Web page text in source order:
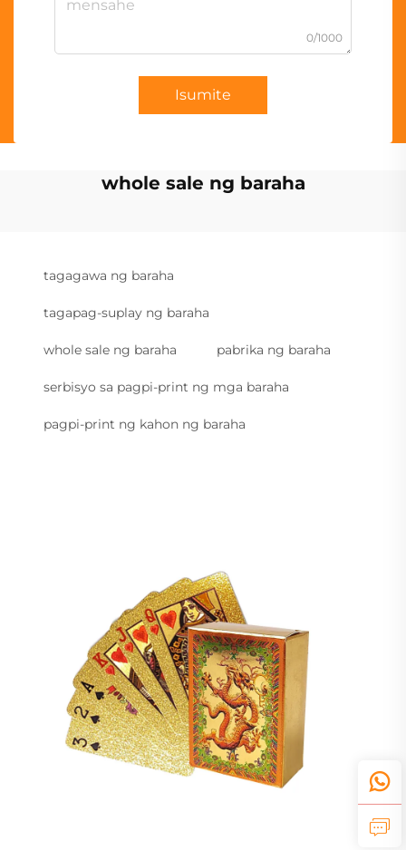
0/1000
Isumite
whole sale ng baraha
tagagawa ng baraha
tagapag-suplay ng baraha
whole sale ng baraha pabrika ng baraha
serbisyo sa pagpi-print ng mga baraha
pagpi-print ng kahon ng baraha